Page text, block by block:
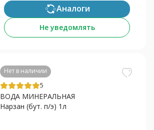
Аналоги
Не уведомлять
Нет в наличии
5
ВОДА МИНЕРАЛЬНАЯ
Нарзан (бут. п/э) 1л